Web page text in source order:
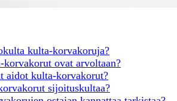
kulta-korvakoruja?
ovat arvoltaan?
aidot kulta-korvakorut?
sijoituskultaa?